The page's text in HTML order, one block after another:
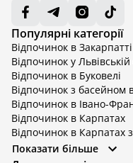
Популярні категорії
Відпочинок в Закарпатті
Відпочинок у Львівській
Відпочинок в Буковелі
Відпочинок з басейном
Відпочинок в Івано-
Відпочинок в Карпатах
Відпочинок в Карпатах
Відпочинок в Київській
Показати більше